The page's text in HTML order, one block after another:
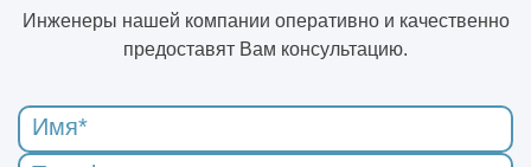
Инженеры нашей компании оперативно и качественно
предоставят Вам консультацию.